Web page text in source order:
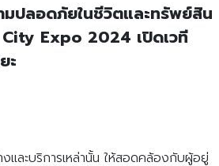
มปลอดภัยในชีวิตและทรัพย์สิน
Expo 2024 เปิดเวที
ะ
และบริการเหล่านั้น ให้สอดคล้องกับผู้อยู่